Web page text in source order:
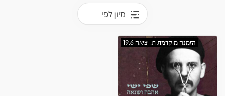
מיון לפי
הזמנה מוקדמת ת. יציאה 19.6